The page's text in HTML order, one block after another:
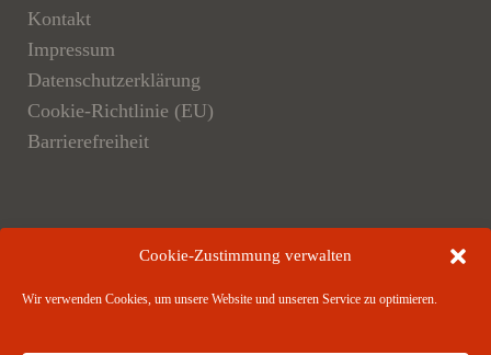
Cookie-Zustimmung verwalten
Wir verwenden Cookies, um unsere Website und unseren Service zu optimieren.
Kontakt
Impressum
Datenschutzerklärung
Cookie-Richtlinie (EU)
Barrierefreiheit